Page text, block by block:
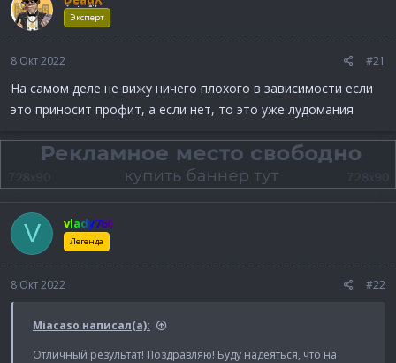
а
Эксперт
8 Окт 2022 #21
На самом деле не вижу ничего плохого в зависимости если
это приносит профит, а если нет, то это уже лудомания
V vlady766
Легенда
8 Окт 2022 #22
Miacaso написал(а):
Отличный результат! Поздравляю! Буду надеяться, что на